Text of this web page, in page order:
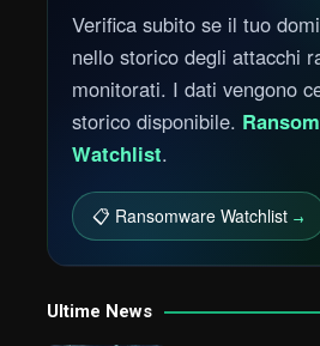
Verifica subito se il tuo
nello storico degli attacchi
monitorati. I dati vengono
storico disponibile.
Watchlist.
📋 Ransomware Watchlist →
Ultime News